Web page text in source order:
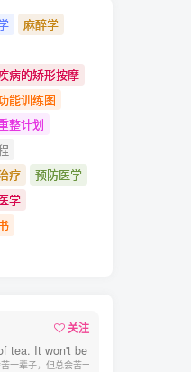
麻醉学
病的矫形按摩
能训练图
整计划
疗
预防医学
学
关注
tea. It won't be bitter for a lifetime
一辈子，但总会苦一阵子